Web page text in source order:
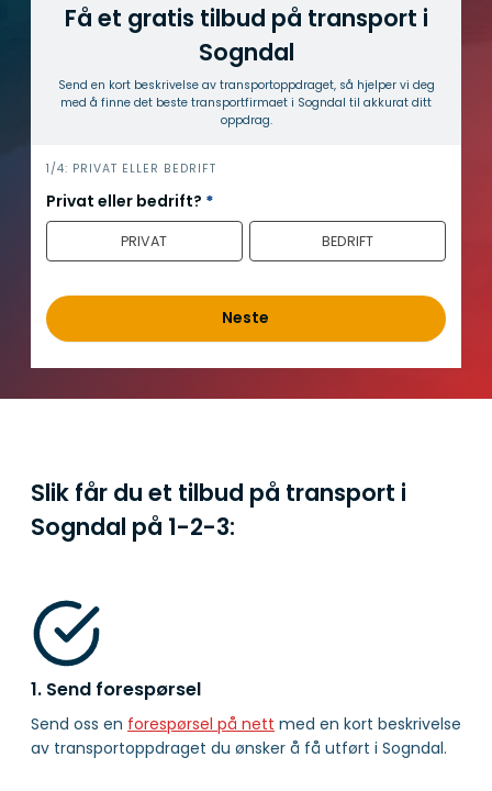
Få et gratis tilbud på transport i
Sogndal
Send en kort beskrivelse av transport­oppdraget, så hjelper vi deg
med å finne det beste transport­firmaet i Sogndal til akkurat ditt
oppdrag.
h
e
r
1/4: PRIVAT ELLER BEDRIFT
Privat eller bedrift? *
PRIVAT BEDRIFT
Neste
Slik får du et tilbud på transport i
Sogndal på 1-2-3:
1. Send forespørsel
Send oss en forespørsel på nett med en kort beskrivelse
av transportoppdraget du ønsker å få utført i Sogndal.